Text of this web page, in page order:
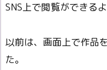
SNS上で閲覧ができる
以前は、画面上で作品
た。